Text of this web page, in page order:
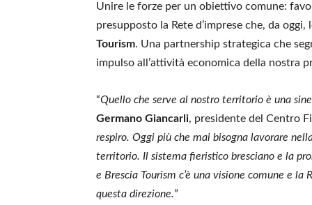
Unire le forze per un obiettivo comune:
presupposto la Rete d’imprese che, da oggi,
Tourism. Una partnership strategica che
impulso all’attività economica della nostra
“Quello che serve al nostro territorio è una
Germano Giancarli, presidente del Centro
respiro. Oggi più che mai bisogna lavorare
territorio. Il sistema fieristico bresciano e la
e Brescia Tourism c’è una visione comune e la
questa direzione.”